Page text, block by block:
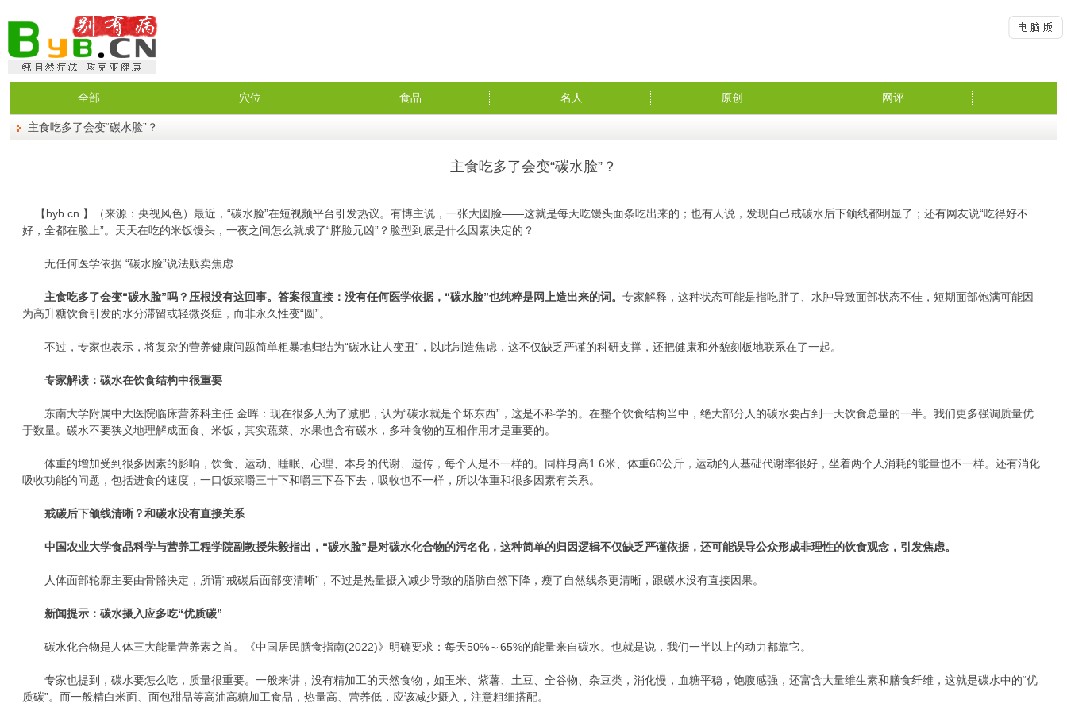
全部 穴位 食品 名人 原创 网评
主食吃多了会变“碳水脸”？
主食吃多了会变“碳水脸”？
【byb.cn 】（来源：央视风色）最近，“碳水脸”在短视频平台引发热议。有博主说，一张大圆脸——这就是每天吃馒头面条吃出来的；也有人说，发现自己戒碳水后下颌线都明显了；还有网友说“吃得好不
好，全都在脸上”。天天在吃的米饭馒头，一夜之间怎么就成了“胖脸元凶”？脸型到底是什么因素决定的？
无任何医学依据 “碳水脸”说法贩卖焦虑
主食吃多了会变“碳水脸”吗？压根没有这回事。答案很直接：没有任何医学依据，“碳水脸”也纯粹是网上造出来的词。专家解释，这种状态可能是指吃胖了、水肿导致面部状态不佳，短期面部饱满可能因
为高升糖饮食引发的水分滞留或轻微炎症，而非永久性变“圆”。
不过，专家也表示，将复杂的营养健康问题简单粗暴地归结为“碳水让人变丑”，以此制造焦虑，这不仅缺乏严谨的科研支撑，还把健康和外貌刻板地联系在了一起。
专家解读：碳水在饮食结构中很重要
东南大学附属中大医院临床营养科主任 金晖：现在很多人为了减肥，认为“碳水就是个坏东西”，这是不科学的。在整个饮食结构当中，绝大部分人的碳水要占到一天饮食总量的一半。我们更多强调质量优
于数量。碳水不要狭义地理解成面食、米饭，其实蔬菜、水果也含有碳水，多种食物的互相作用才是重要的。
体重的增加受到很多因素的影响，饮食、运动、睡眠、心理、本身的代谢、遗传，每个人是不一样的。同样身高1.6米、体重60公斤，运动的人基础代谢率很好，坐着两个人消耗的能量也不一样。还有消化
吸收功能的问题，包括进食的速度，一口饭菜嚼三十下和嚼三下吞下去，吸收也不一样，所以体重和很多因素有关系。
戒碳后下颌线清晰？和碳水没有直接关系
中国农业大学食品科学与营养工程学院副教授朱毅指出，“碳水脸”是对碳水化合物的污名化，这种简单的归因逻辑不仅缺乏严谨依据，还可能误导公众形成非理性的饮食观念，引发焦虑。
人体面部轮廓主要由骨骼决定，所谓“戒碳后面部变清晰”，不过是热量摄入减少导致的脂肪自然下降，瘦了自然线条更清晰，跟碳水没有直接因果。
新闻提示：碳水摄入应多吃“优质碳”
碳水化合物是人体三大能量营养素之首。《中国居民膳食指南(2022)》明确要求：每天50%～65%的能量来自碳水。也就是说，我们一半以上的动力都靠它。
专家也提到，碳水要怎么吃，质量很重要。一般来讲，没有精加工的天然食物，如玉米、紫薯、土豆、全谷物、杂豆类，消化慢，血糖平稳，饱腹感强，还富含大量维生素和膳食纤维，这就是碳水中的“优
质碳”。而一般精白米面、面包甜品等高油高糖加工食品，热量高、营养低，应该减少摄入，注意粗细搭配。